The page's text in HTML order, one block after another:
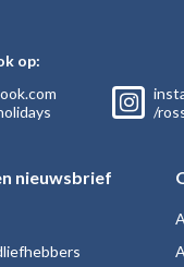
op:
/
nieuwsbrief